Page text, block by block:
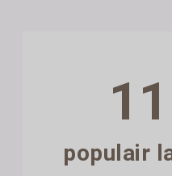
populair